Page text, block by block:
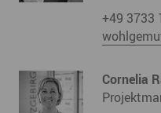
+49 3733
Cornelia